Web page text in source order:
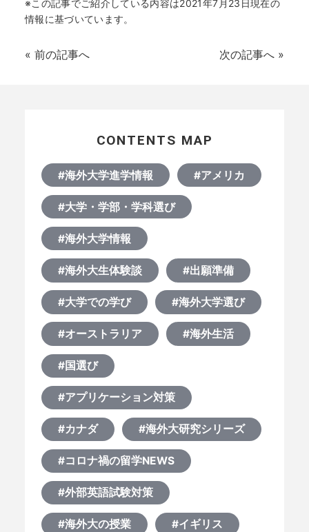
何から始める？
※この記事でご紹介している内容は2021年7月23日現在の
情報に基づいています。
« 前の記事へ 次の記事へ »
CONTENTS MAP
#海外大学進学情報 #アメリカ
#大学・学部・学科選び
#海外大学情報
#海外大生体験談 #出願準備
#大学での学び #海外大学選び
#オーストラリア #海外生活
#国選び
#アプリケーション対策
#カナダ #海外大研究シリーズ
#コロナ禍の留学NEWS
#外部英語試験対策
#海外大の授業 #イギリス